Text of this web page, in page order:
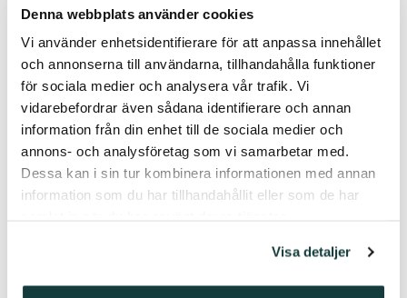
Denna webbplats använder cookies
Vi använder enhetsidentifierare för att anpassa innehållet
och annonserna till användarna, tillhandahålla funktioner
för sociala medier och analysera vår trafik. Vi
vidarebefordrar även sådana identifierare och annan
information från din enhet till de sociala medier och
annons- och analysföretag som vi samarbetar med.
Dessa kan i sin tur kombinera informationen med annan
information som du har tillhandahållit eller som de har
Visa detaljer
01.10.2024
Samuel Karlsson och Sandrina
Lindgren tilldelas Freja-priset
LÄS MER